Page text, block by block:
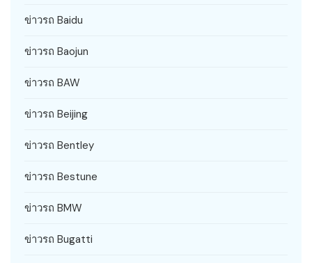
ข่าวรถ Baidu
ข่าวรถ Baojun
ข่าวรถ BAW
ข่าวรถ Beijing
ข่าวรถ Bentley
ข่าวรถ Bestune
ข่าวรถ BMW
ข่าวรถ Bugatti